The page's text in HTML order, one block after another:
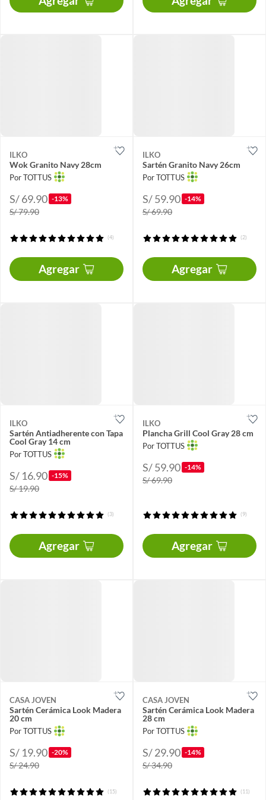
ILKO
Wok Granito Navy 28cm
Por TOTTUS
S/ 69.90 -13%
S/ 79.90
(4)
Agregar
ILKO
Sartén Granito Navy 26cm
Por TOTTUS
S/ 59.90 -14%
S/ 69.90
(2)
Agregar
ILKO
Sartén Antiadherente con Tapa
Cool Gray 14 cm
Por TOTTUS
S/ 16.90 -15%
S/ 19.90
(3)
Agregar
ILKO
Plancha Grill Cool Gray 28 cm
Por TOTTUS
S/ 59.90 -14%
S/ 69.90
(9)
Agregar
CASA JOVEN
Sartén Cerámica Look Madera
20 cm
Por TOTTUS
S/ 19.90 -20%
S/ 24.90
(15)
CASA JOVEN
Sartén Cerámica Look Madera
28 cm
Por TOTTUS
S/ 29.90 -14%
S/ 34.90
(11)